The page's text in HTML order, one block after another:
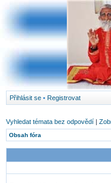
Přihlásit se • Registrovat
Vyhledat témata bez odpovědí |
Obsah fóra